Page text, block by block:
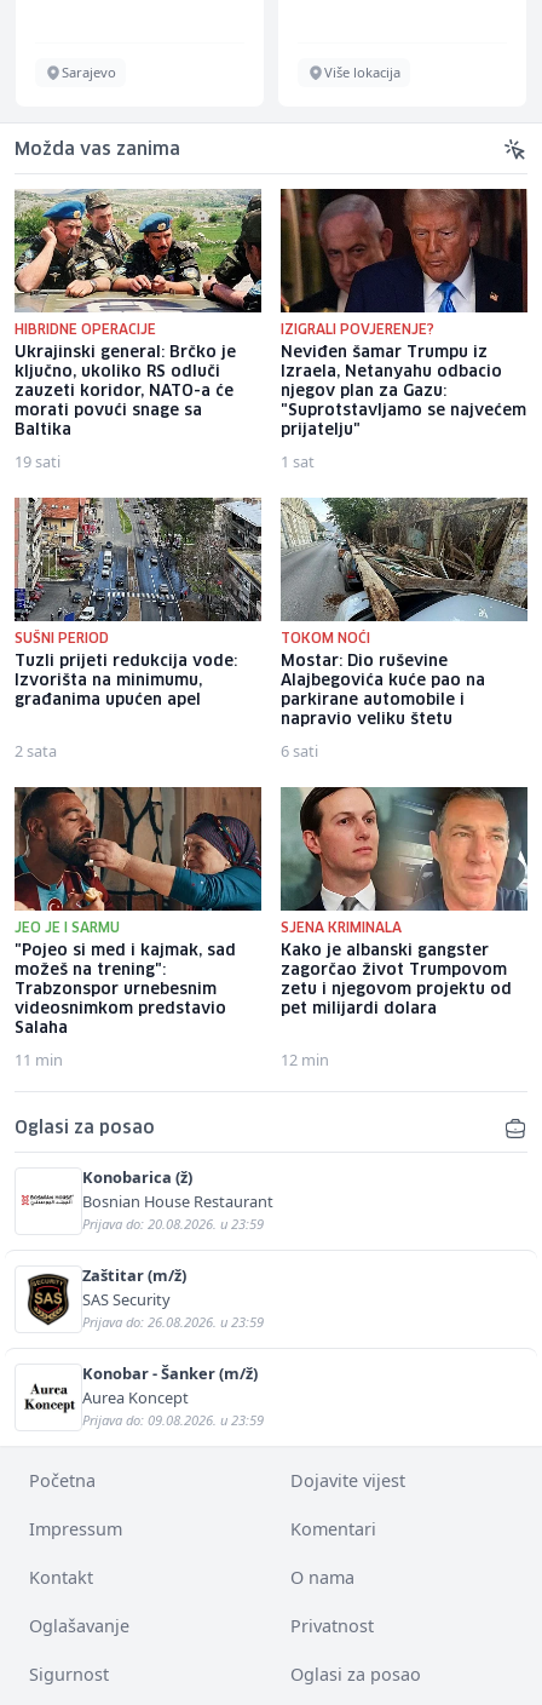
Sarajevo Više lokacija
Možda vas zanima
HIBRIDNE OPERACIJE
Ukrajinski general: Brčko je
ključno, ukoliko RS odluči
zauzeti koridor, NATO-a će
morati povući snage sa
Baltika
19 sati
IZIGRALI POVJERENJE?
Neviđen šamar Trumpu iz
Izraela, Netanyahu odbacio
njegov plan za Gazu:
"Suprotstavljamo se najvećem
prijatelju"
1 sat
SUŠNI PERIOD
Tuzli prijeti redukcija vode:
Izvorišta na minimumu,
građanima upućen apel
2 sata
TOKOM NOĆI
Mostar: Dio ruševine
Alajbegovića kuće pao na
parkirane automobile i
napravio veliku štetu
6 sati
JEO JE I SARMU
"Pojeo si med i kajmak, sad
možeš na trening":
Trabzonspor urnebesnim
videosnimkom predstavio
Salaha
11 min
SJENA KRIMINALA
Kako je albanski gangster
zagorčao život Trumpovom
zetu i njegovom projektu od
pet milijardi dolara
12 min
Oglasi za posao
Konobarica (ž)
Bosnian House Restaurant
Prijava do: 20.08.2026. u 23:59
Zaštitar (m/ž)
SAS Security
Prijava do: 26.08.2026. u 23:59
Konobar - Šanker (m/ž)
Aurea Koncept
Prijava do: 09.08.2026. u 23:59
Početna Dojavite vijest
Impressum Komentari
Kontakt O nama
Oglašavanje Privatnost
Sigurnost Oglasi za posao